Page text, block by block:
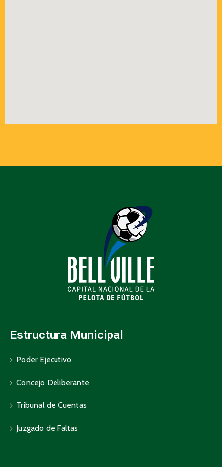
Estructura Municipal
Poder Ejecutivo
Concejo Deliberante
Tribunal de Cuentas
Juzgado de Faltas